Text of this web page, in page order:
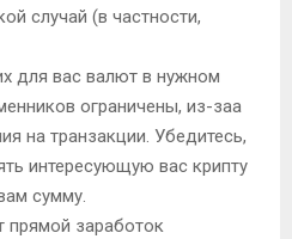
случай (в частности,
для вас валют в нужном
ограничены, из-заа
на транзакции. Убедитесь,
интересующую вас крипту
сумму.
прямой заработок